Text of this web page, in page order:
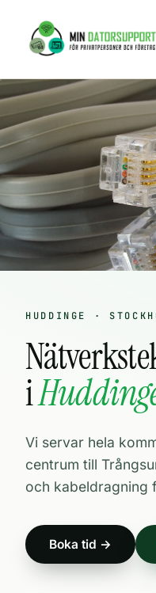
innehåll
HUDDINGE ·
i
Vi servar hela
centrum till
och kabeldragning
Boka tid →